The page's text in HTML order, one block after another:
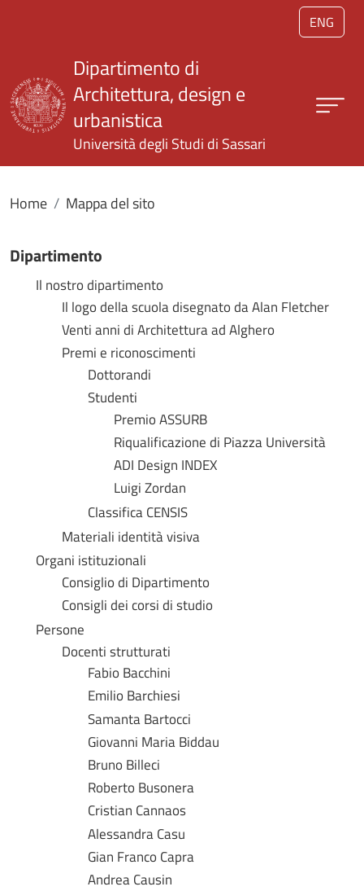
Salta al contenuto principale
ENG
Dipartimento di
Architettura, design e
urbanistica
Università degli Studi di Sassari
Home Mappa del sito
Dipartimento
Il nostro dipartimento
Il logo della scuola disegnato da Alan Fletcher
Venti anni di Architettura ad Alghero
Premi e riconoscimenti
Dottorandi
Studenti
Premio ASSURB
Riqualificazione di Piazza Università
ADI Design INDEX
Luigi Zordan
Classifica CENSIS
Materiali identità visiva
Organi istituzionali
Consiglio di Dipartimento
Consigli dei corsi di studio
Persone
Docenti strutturati
Fabio Bacchini
Emilio Barchiesi
Samanta Bartocci
Giovanni Maria Biddau
Bruno Billeci
Roberto Busonera
Cristian Cannaos
Alessandra Casu
Gian Franco Capra
Andrea Causin